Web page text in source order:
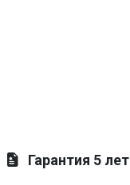
Гарантия 5 лет